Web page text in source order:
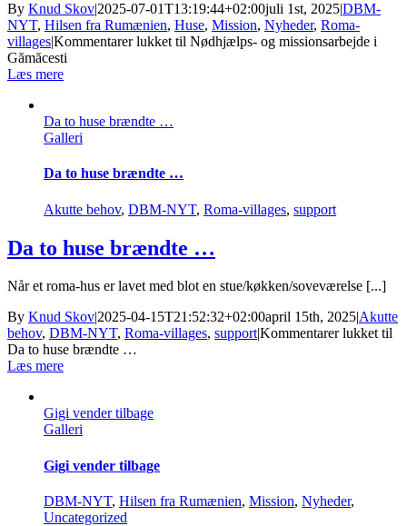
By Knud Skov|2025-07-01T13:19:44+02:00juli 1st, 2025|DBM-
NYT, Hilsen fra Rumænien, Huse, Mission, Nyheder, Roma-
villages|Kommentarer lukket til Nødhjælps- og missionsarbejde i
Gămăcesti
Læs mere
Da to huse brændte …
Galleri
Da to huse brændte …
Akutte behov, DBM-NYT, Roma-villages, support
Da to huse brændte …
Når et roma-hus er lavet med blot en stue/køkken/soveværelse [...]
By Knud Skov|2025-04-15T21:52:32+02:00april 15th, 2025|Akutte
behov, DBM-NYT, Roma-villages, support|Kommentarer lukkettil
Da to huse brændte …
Læs mere
Gigi vender tilbage
Galleri
Gigi vender tilbage
DBM-NYT, Hilsen fra Rumænien, Mission, Nyheder,
Uncategorized